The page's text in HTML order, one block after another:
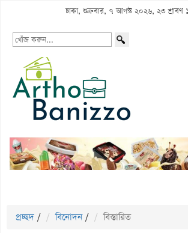
ঢাকা, শুক্রবার, ৭ আগস্ট ২০২৬, ২৩ শ্রাবণ
প্রচ্ছদ / বিনোদন / বিস্তারিত